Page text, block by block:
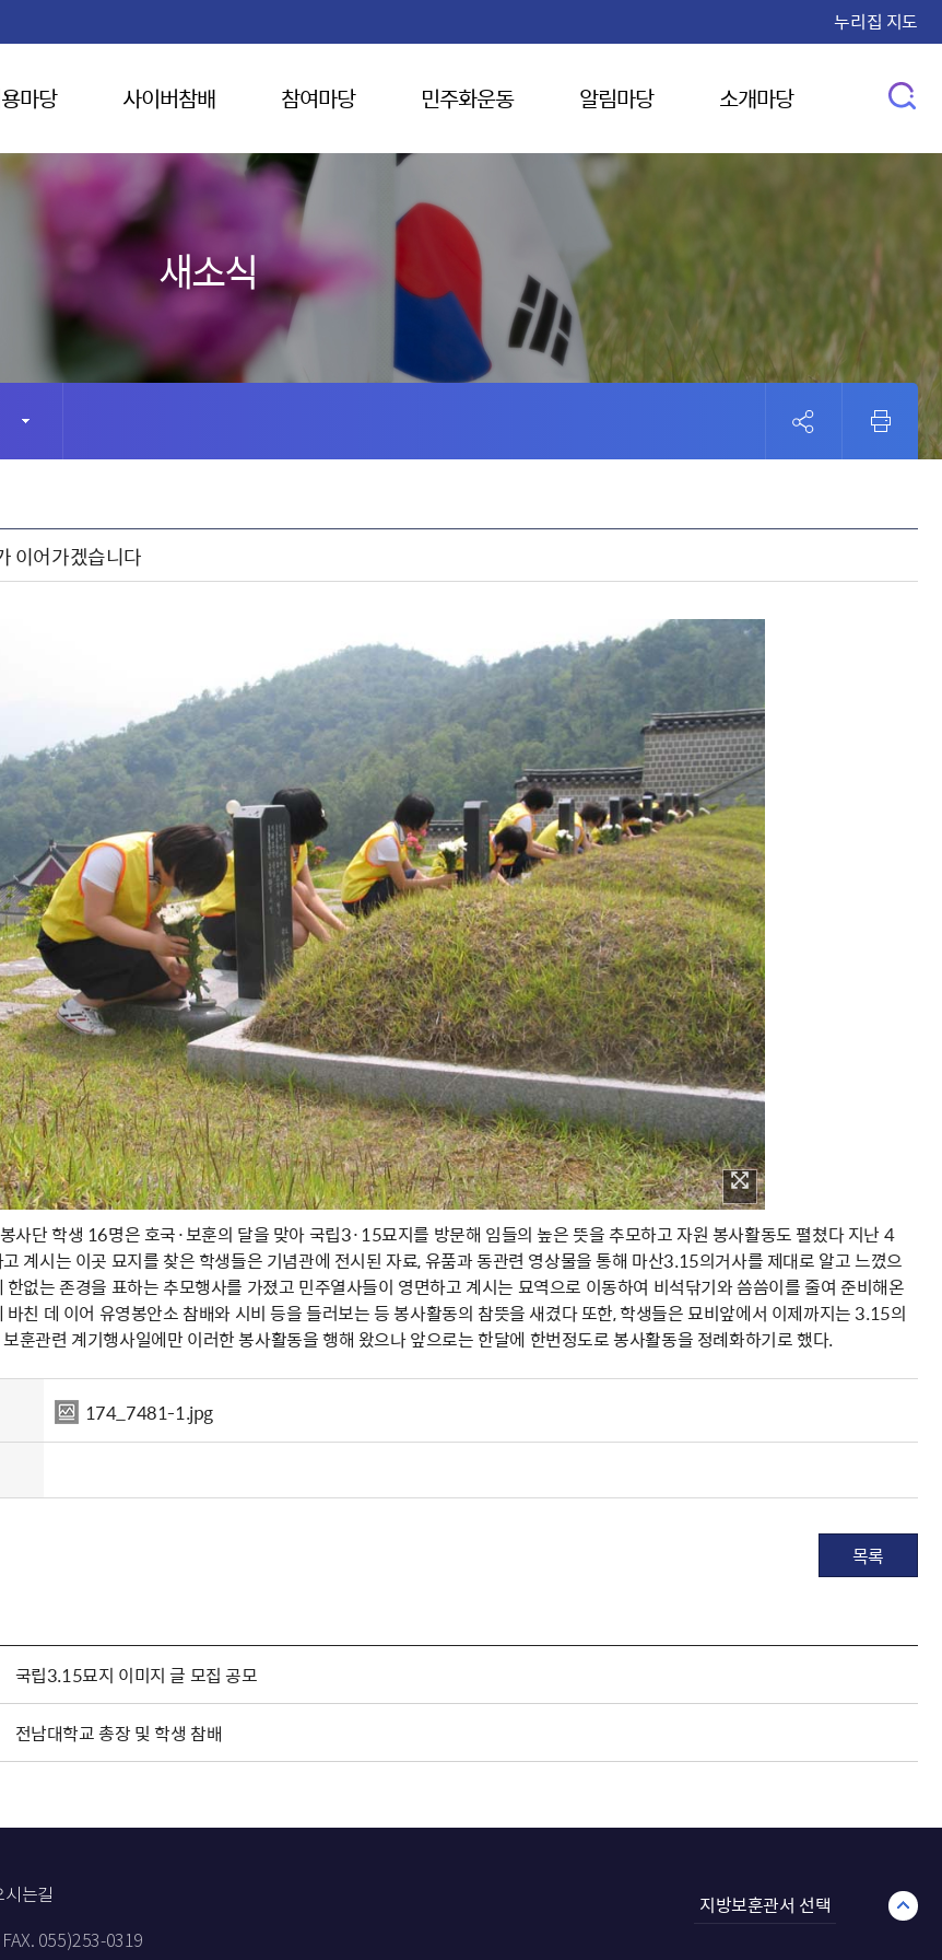
누리집 지도
마당 사이버참배 참여마당 민주화운동 알림마당 소개마당
새소식
이어가겠습니다
사단 학생 16명은 호국·보훈의 달을 맞아 국립3·15묘지를 방문해 임들의 높은 뜻을 추모하고 자원 봉사활동도 펼쳤다 지난 4
계시는 이곳 묘지를 찾은 학생들은 기념관에 전시된 자료, 유품과 동관련 영상물을 통해 마산3.15의거사를 제대로 알고 느꼈으
한없는 존경을 표하는 추모행사를 가졌고 민주열사들이 영면하고 계시는 묘역으로 이동하여 비석닦기와 씀씀이를 줄여 준비해온
바친 데 이어 유영봉안소 참배와 시비 등을 들러보는 등 봉사활동의 참뜻을 새겼다 또한, 학생들은 묘비앞에서 이제까지는 3.15의
훈관련 계기행사일에만 이러한 봉사활동을 행해 왔으나 앞으로는 한달에 한번정도로 봉사활동을 정례화하기로 했다.
174_7481-1.jpg
목록
국립3.15묘지 이미지 글 모집 공모
전남대학교 총장 및 학생 참배
시는길
FAX. 055)253-0319
지방보훈관서 선택